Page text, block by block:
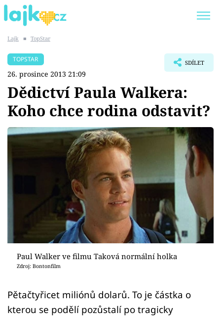
SHOPAHOLICADEL
Témata
Showbyznys
Sex a vztahy
Videa
Sledujte prima+
Přihlášení
Lajk ■ TopStar
TOPSTAR
26. prosince 2013 21:09
SDÍLET
Dědictví Paula Walkera:
Koho chce rodina odstavit?
Paul Walker ve filmu Taková normální holka
Zdroj: Bontonfilm
Pětačtyřicet miliónů dolarů. To je částka o
kterou se podělí pozůstalí po tragicky